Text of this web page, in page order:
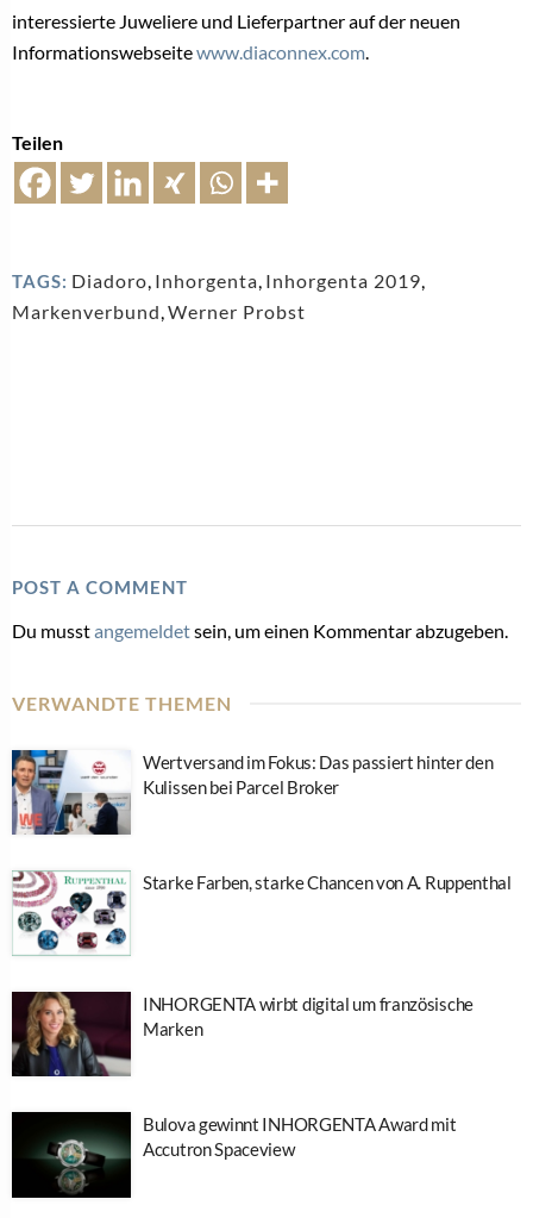
interessierte Juweliere und Lieferpartner auf der neuen
Informationswebseitewww.diaconnex.com.
Teilen
TAGS: Diadoro, Inhorgenta, Inhorgenta 2019,
Markenverbund,Werner Probst
POST A COMMENT
Du musstangemeldetsein, um einen Kommentar abzugeben.
VERWANDTE THEMEN
Wertversand im Fokus: Das passiert hinter den
Kulissen bei Parcel Broker
Starke Farben, starke Chancen von A. Ruppenthal
INHORGENTA wirbt digital um französische
Marken
Bulova gewinnt INHORGENTA Award mit
Accutron Spaceview